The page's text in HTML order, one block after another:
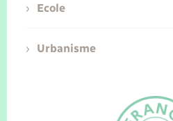
Ecole
Urbanisme